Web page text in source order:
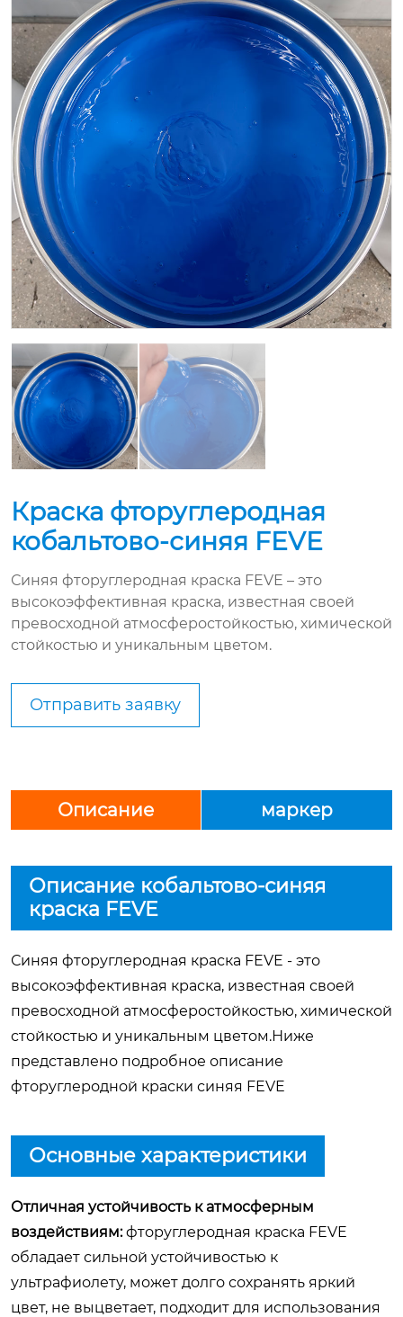
Краска фторуглеродная
кобальтово-синяя FEVE
Синяя фторуглеродная краска FEVE – это
высокоэффективная краска, известная своей
превосходной атмосферостойкостью, химической
стойкостью и уникальным цветом.
Отправить заявку
Описание маркер
Описание кобальтово-синяя
краска FEVE
Синяя фторуглеродная краска FEVE - это
высокоэффективная краска, известная своей
превосходной атмосферостойкостью, химической
стойкостью и уникальным цветом.Ниже
представлено подробное описание
фторуглеродной краски синяя FEVE
Основные характеристики
Отличная устойчивость к атмосферным
воздействиям:фторуглеродная краска FEVE
обладает сильной устойчивостью к
ультрафиолету, может долго сохранять яркий
цвет, не выцветает, подходит для использования